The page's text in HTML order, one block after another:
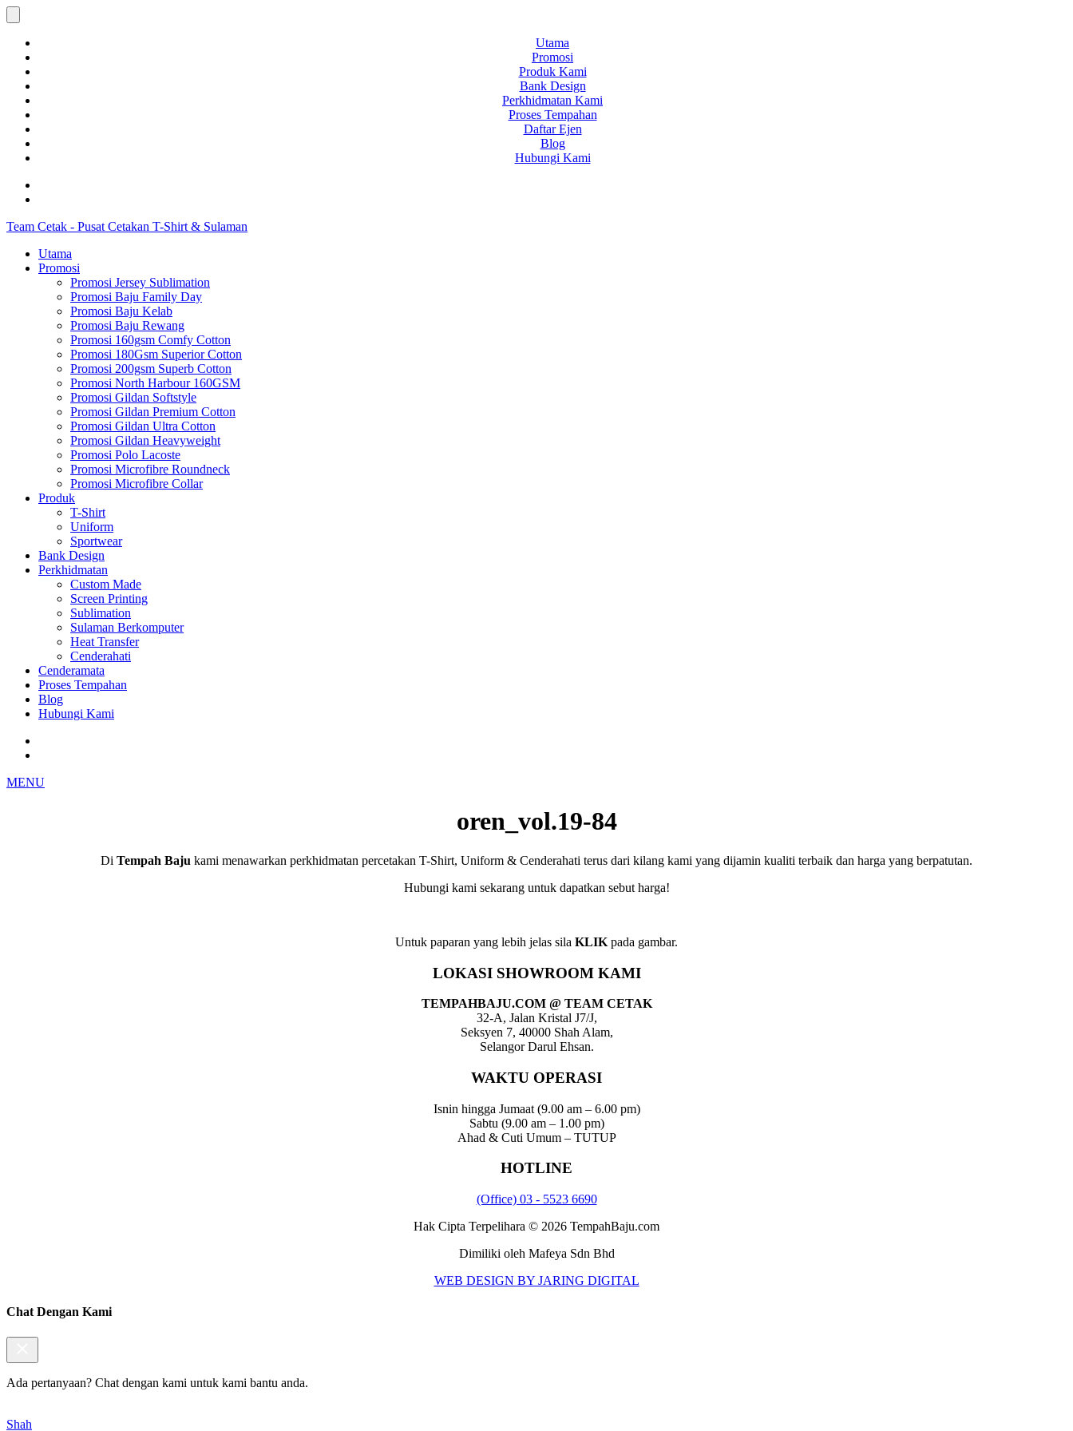
Utama
Promosi
Produk Kami
Bank Design
Perkhidmatan Kami
Proses Tempahan
Daftar Ejen
Blog
Hubungi Kami
Team Cetak - Pusat Cetakan T-Shirt & Sulaman
Utama
Promosi
Promosi Jersey Sublimation
Promosi Baju Family Day
Promosi Baju Kelab
Promosi Baju Rewang
Promosi 160gsm Comfy Cotton
Promosi 180Gsm Superior Cotton
Promosi 200gsm Superb Cotton
Promosi North Harbour 160GSM
Promosi Gildan Softstyle
Promosi Gildan Premium Cotton
Promosi Gildan Ultra Cotton
Promosi Gildan Heavyweight
Promosi Polo Lacoste
Promosi Microfibre Roundneck
Promosi Microfibre Collar
Produk
T-Shirt
Uniform
Sportwear
Bank Design
Perkhidmatan
Custom Made
Screen Printing
Sublimation
Sulaman Berkomputer
Heat Transfer
Cenderahati
Cenderamata
Proses Tempahan
Blog
Hubungi Kami
MENU
oren_vol.19-84
Di Tempah Baju kami menawarkan perkhidmatan percetakan T-Shirt, Uniform & Cenderahati terus dari kilang kami yang dijamin kualiti terbaik dan harga yang berpatutan.
Hubungi kami sekarang untuk dapatkan sebut harga!
Untuk paparan yang lebih jelas sila KLIK pada gambar.
LOKASI SHOWROOM KAMI
TEMPAHBAJU.COM @ TEAM CETAK
32-A, Jalan Kristal J7/J,
Seksyen 7, 40000 Shah Alam,
Selangor Darul Ehsan.
WAKTU OPERASI
Isnin hingga Jumaat (9.00 am – 6.00 pm)
Sabtu (9.00 am – 1.00 pm)
Ahad & Cuti Umum – TUTUP
HOTLINE
(Office) 03 - 5523 6690
Hak Cipta Terpelihara © 2026 TempahBaju.com
Dimiliki oleh Mafeya Sdn Bhd
WEB DESIGN BY JARING DIGITAL
Chat Dengan Kami
Ada pertanyaan? Chat dengan kami untuk kami bantu anda.
Shah